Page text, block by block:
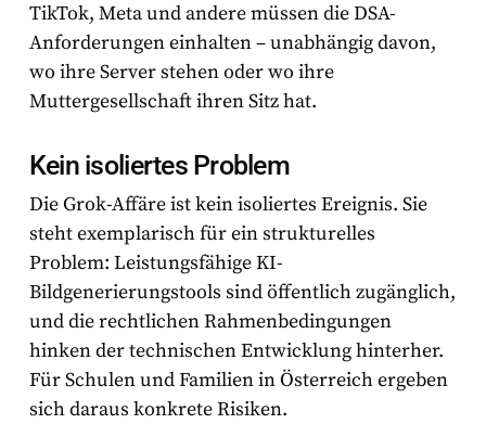
TikTok, Meta und andere müssen die DSA-
Anforderungen einhalten – unabhängig davon,
wo ihre Server stehen oder wo ihre
Muttergesellschaft ihren Sitz hat.
Kein isoliertes Problem
Die Grok-Affäre ist kein isoliertes Ereignis. Sie
steht exemplarisch für ein strukturelles
Problem: Leistungsfähige KI-
Bildgenerierungstools sind öffentlich zugänglich,
und die rechtlichen Rahmenbedingungen
hinken der technischen Entwicklung hinterher.
Für Schulen und Familien in Österreich ergeben
sich daraus konkrete Risiken.